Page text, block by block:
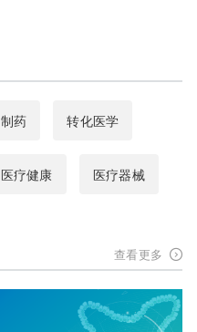
制药 转化医学
医疗健康 医疗器械
查看更多